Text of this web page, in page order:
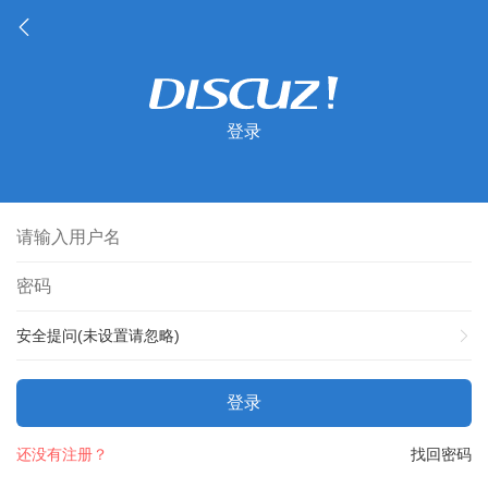
登录
安全提问(未设置请忽略)
登录
找回密码
还没有注册？